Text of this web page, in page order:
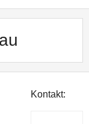
Kontakt: